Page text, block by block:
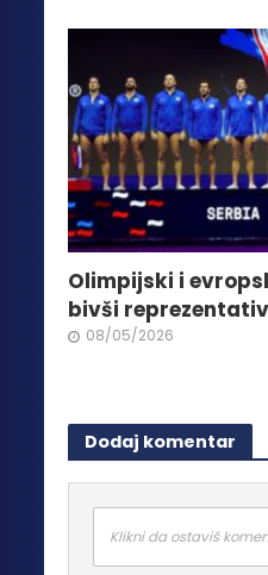
Olimpijski i
bivši
08/05/2026
Dodaj komentar
Klikni da ostaviš